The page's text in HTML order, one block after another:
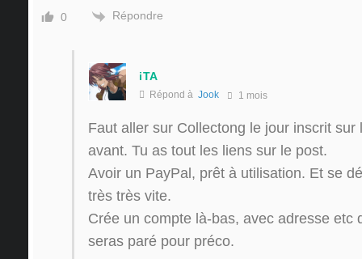
0 Répondre
iTA
Répond à Jook 1 mois
Faut aller sur Collectong le jour inscrit sur
avant. Tu as tout les liens sur le post.
Avoir un PayPal, prêt à utilisation. Et se
très très vite.
Crée un compte là-bas, avec adresse etc
seras paré pour préco.